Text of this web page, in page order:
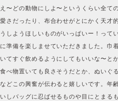
〜どの動物にしよ〜というくらい全て
さだったり、布合わせがとにかく天才
しようほしいものがいっぱいー！って
準備を楽しませていただきました。巾
てすぐ飲めるようにしてもいいな〜と
べ物置いても良さそうだとか、ぬいぐ
どこの興奮が伝わると嬉しいです。年
しバッグに忍ばせるものや目にとまる